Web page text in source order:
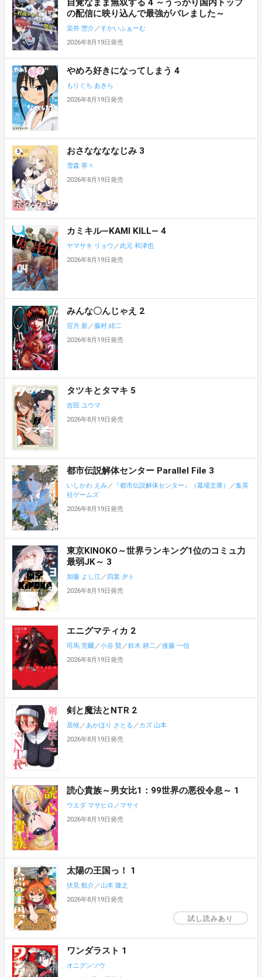
の配信に映り込んで最強がバレました～
染井 惣介 ／すかいふぁーむ
2026年8月19日発売
やめろ好きになってしまう 4
もりぐち あきら
2026年8月19日発売
おさななななじみ 3
雪森 寧々
2026年8月19日発売
カミキル―KAMI KILL― 4
ヤマサキ リョウ ／ 此元 和津也
2026年8月19日発売
みんな〇んじゃえ 2
宮月 新／藤村 緋二
2026年8月19日発売
タツキとタマキ 5
吉田 ユウマ
2026年8月19日発売
都市伝説解体センター Parallel File 3
いしかわ えみ／ 『都市伝説解体センター』（墓場文庫） ／集英
社ゲームズ
2026年8月19日発売
東京KINOKO～世界ランキング1位のコミュ力
最弱JK～ 3
加藤 よし江／ 四葉 夕ト
2026年8月19日発売
エニグマティカ 2
司馬 莞爾／小谷 賢／鈴木 耕二／後藤 一信
2026年8月19日発売
剣と魔法とNTR 2
居候／あかほり さとる ／ カズ 山本
2026年8月19日発売
読心貴族～男女比1：99世界の悪役令息～ 1
ウエダ マサヒロ ／ マサイ
2026年8月19日発売
太陽の王国っ！ 1
伏見 航介／ 山本 隆之
2026年8月19日発売
試し読みあり
ワンダラスト 1
オニグンソウ